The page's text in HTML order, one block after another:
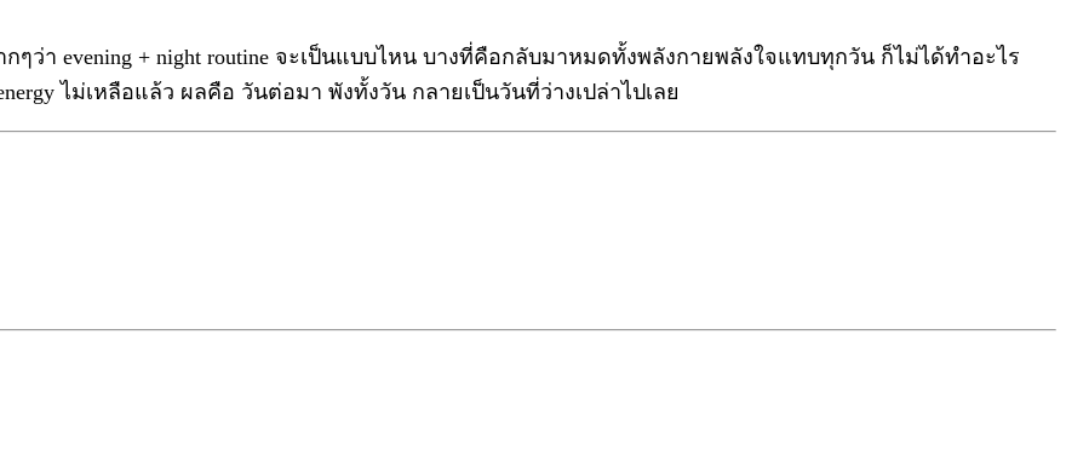
ว่า evening + night routine จะเป็นแบบไหน บางที่คือกลับมาหมดทั้งพลังกายพลังใจแทบทุกวัน ก็ไม่ได้ทำอะไร
ไม่เหลือแล้ว ผลคือ วันต่อมา พังทั้งวัน กลายเป็นวันที่ว่างเปล่าไปเลย